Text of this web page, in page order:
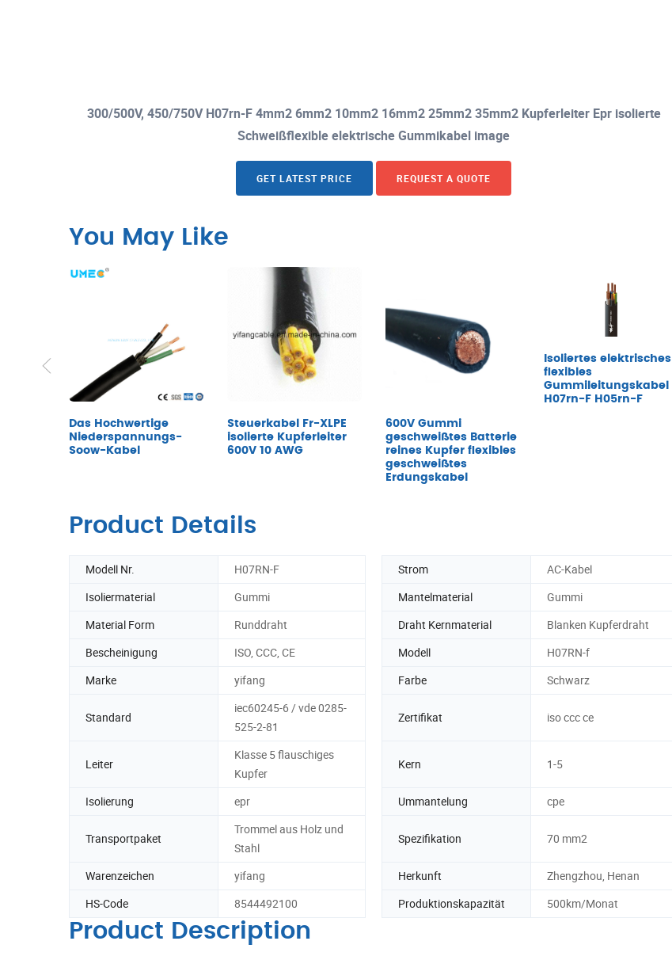
300/500V, 450/750V H07rn-F 4mm2 6mm2 10mm2 16mm2 25mm2 35mm2 Kupferleiter Epr isolierte
Schweißflexible elektrische Gummikabel image
GET LATEST PRICE REQUEST A QUOTE
You May Like
Das Hochwertige
Niederspannungs-
Soow-Kabel
Steuerkabel Fr-XLPE
isolierte Kupferleiter
600V 10 AWG
600V Gummi
geschweißtes Batterie
reines Kupfer flexibles
geschweißtes
Erdungskabel
Isoliertes elektrisches
flexibles
Gummileitungskabel
H07rn-F H05rn-F
Product Details
Modell Nr. H07RN-F Strom
AC-Kabel
Isoliermaterial
Gummi Mantelmaterial
Gummi
Material Form
Runddraht Draht Kernmaterial
Blanken Kupferdraht
Bescheinigung
ISO, CCC, CE Modell
H07RN-f
Marke
yifang Farbe Schwarz
Standard
iec60245-6 / vde 0285-
525-2-81
Zertifikat iso ccc ce
Leiter
Klasse 5 flauschiges
Kupfer
Kern 1-5
Isolierung epr Ummantelung cpe
Transportpaket
Trommel aus Holz und
Stahl
Spezifikation 70 mm2
Warenzeichen yifang Herkunft
Zhengzhou, Henan
HS-Code
8544492100 Produktionskapazität 500km/Monat
Product Description